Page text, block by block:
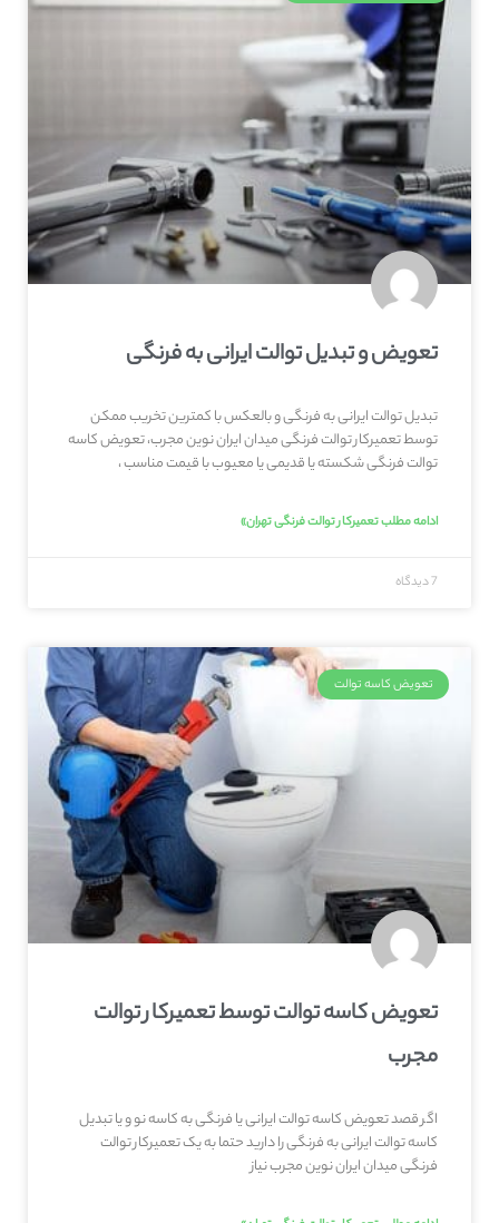
تعویض و تبدیل توالت ایرانی به فرنگی
تبدیل توالت ایرانی به فرنگی و بالعکس با کمترین تخریب ممکن
توسط تعمیرکار توالت فرنگی میدان ایران نوین مجرب، تعویض کاسه
توالت فرنگی شکسته یا قدیمی یا معیوب با قیمت مناسب ،
ادامه مطلب تعمیرکار توالت فرنگی تهران»
7 دیدگاه
تعویض کاسه توالت
تعویض کاسه توالت توسط تعمیرکار توالت
مجرب
اگر قصد تعویض کاسه توالت ایرانی یا فرنگی به کاسه نو و یا تبدیل
کاسه توالت ایرانی به فرنگی را دارید حتما به یک تعمیرکار توالت
فرنگی میدان ایران نوین مجرب نیاز